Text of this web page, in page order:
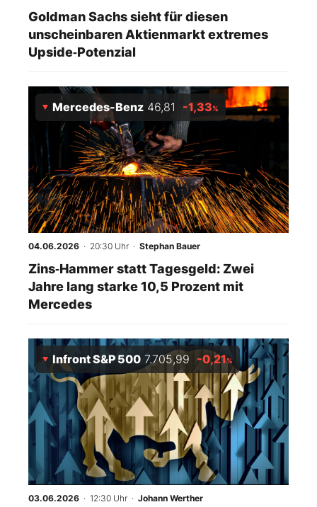
Goldman Sachs sieht für diesen
unscheinbaren Aktienmarkt extremes
Upside‑Potenzial
Mercedes-Benz 46,81 -1,33%
04.06.2026 · 20:30 Uhr · Stephan Bauer
Zins‑Hammer statt Tagesgeld: Zwei
Jahre lang starke 10,5 Prozent mit
Mercedes
Infront S&P 500 7.705,99 -0,21%
03.06.2026 · 12:30 Uhr · Johann Werther